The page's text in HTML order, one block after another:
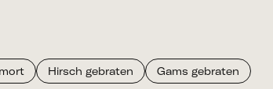
Hirsch gebraten
Gams gebraten